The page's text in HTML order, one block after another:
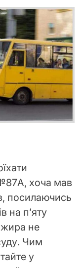
хоча мав
посилаючись
на п’яту
не
Чим
у